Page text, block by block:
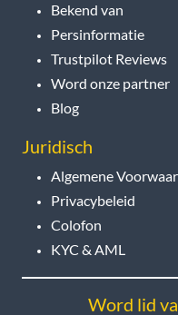
Bekend van
Persinformatie
Trustpilot Reviews
Word onze partner
Blog
Juridisch
Algemene
Privacybeleid
Colofon
KYC & AML
Word lid